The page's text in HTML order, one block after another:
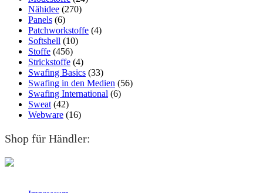
Nähidee (270)
Panels (6)
Patchworkstoffe (4)
Softshell (10)
Stoffe (456)
Strickstoffe (4)
Swafing Basics (33)
Swafing in den Medien (56)
Swafing International (6)
Sweat (42)
Webware (16)
Shop für Händler: